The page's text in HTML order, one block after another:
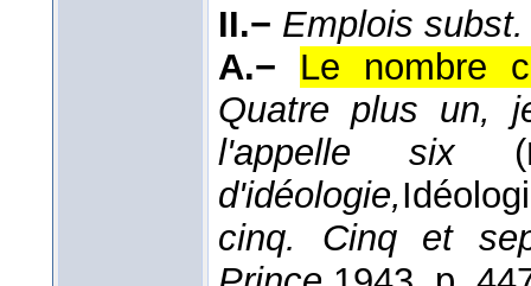
II.− Emplois subst.
A.−
Le nombre
Quatre plus un,
l'appelle six (
d'idéologie,
cinq. Cinq et